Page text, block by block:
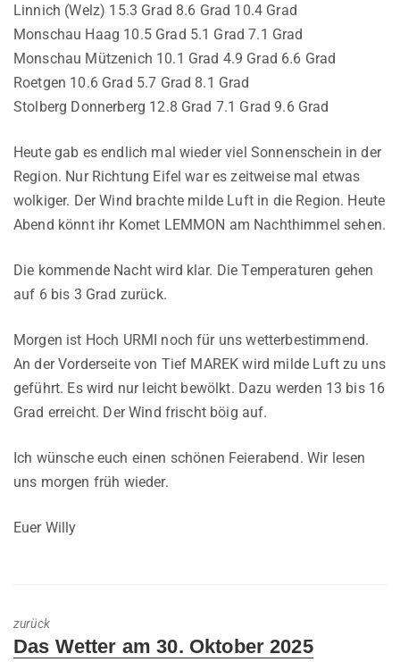
Linnich (Welz) 15.3 Grad 8.6 Grad 10.4 Grad
Monschau Haag 10.5 Grad 5.1 Grad 7.1 Grad
Monschau Mützenich 10.1 Grad 4.9 Grad 6.6 Grad
Roetgen 10.6 Grad 5.7 Grad 8.1 Grad
Stolberg Donnerberg 12.8 Grad 7.1 Grad 9.6 Grad
Heute gab es endlich mal wieder viel Sonnenschein in der
Region. Nur Richtung Eifel war es zeitweise mal etwas
wolkiger. Der Wind brachte milde Luft in die Region. Heute
Abend könnt ihr Komet LEMMON am Nachthimmel sehen.
Die kommende Nacht wird klar. Die Temperaturen gehen
auf 6 bis 3 Grad zurück.
Morgen ist Hoch URMI noch für uns wetterbestimmend.
An der Vorderseite von Tief MAREK wird milde Luft zu uns
geführt. Es wird nur leicht bewölkt. Dazu werden 13 bis 16
Grad erreicht. Der Wind frischt böig auf.
Ich wünsche euch einen schönen Feierabend. Wir lesen
uns morgen früh wieder.
Euer Willy
zurück
Previous
Das Wetter am 30. Oktober 2025